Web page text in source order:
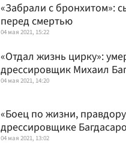
«Забрали с бронхитом»:
перед смертью
04 мая 2021, 15:22
«Отдал жизнь цирку»:
дрессировщик Михаил
04 мая 2021, 14:20
«Боец по жизни,
дрессировщике
04 мая 2021, 13:02